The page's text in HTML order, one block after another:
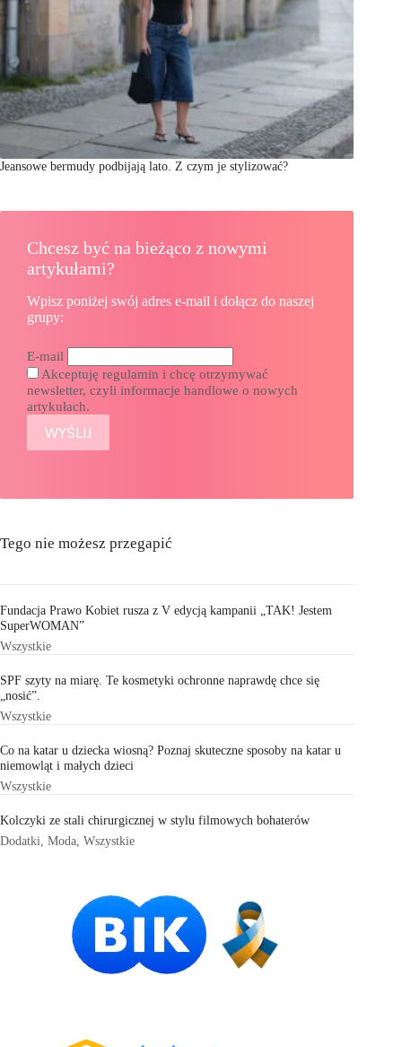
Jeansowe bermudy podbijają lato. Z czym je stylizować?
Chcesz być na bieżąco z nowymi
artykułami?
Wpisz poniżej swój adres e-mail i dołącz do naszej
grupy:
E-mail
Akceptuję regulamin i chcę otrzymywać
newsletter, czyli informacje handlowe o nowych
artykułach.
Tego nie możesz przegapić
Fundacja Prawo Kobiet rusza z V edycją kampanii „TAK! Jestem
SuperWOMAN”
Wszystkie
SPF szyty na miarę. Te kosmetyki ochronne naprawdę chce się
„nosić”.
Wszystkie
Co na katar u dziecka wiosną? Poznaj skuteczne sposoby na katar u
niemowląt i małych dzieci
Wszystkie
Kolczyki ze stali chirurgicznej w stylu filmowych bohaterów
Dodatki Moda Wszystkie